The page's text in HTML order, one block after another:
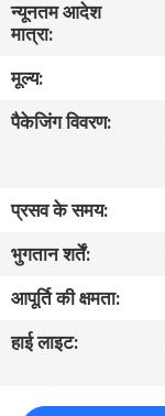
भ्रमण
नियंत्रण
संपर्क
करें
न्यूनतम आदेश
मात्रा:
मूल्य:
पैकेजिंग विवरण:
प्रसव के समय:
भुगतान शर्तें:
आपूर्ति की क्षमता:
हाई लाइट: